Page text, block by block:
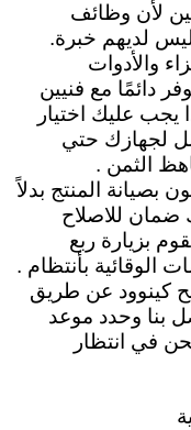
لأن وظائف
لديهم خبرة.
والأدوات
دائمًا مع فنيين
يجب عليك اختيار
لجهازك حتي
الثمن .
بصيانة المنتج بدلاً
للاصلاح
بزيارة ربع
الوقائية بأنتظام .
كينوود عن طريق
بنا وحدد موعد
في انتظار